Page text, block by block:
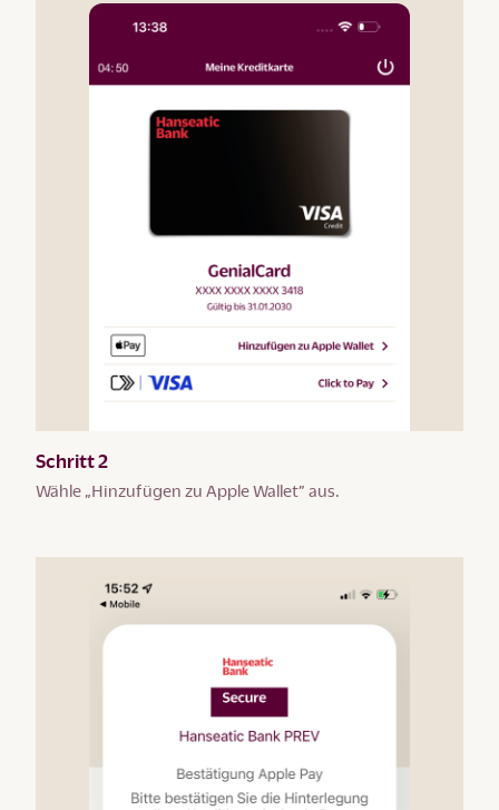
Schritt 2
Wähle „Hinzufügen zu Apple Wallet” aus.